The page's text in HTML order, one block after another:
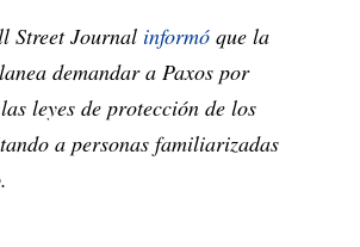
Street Journal informó que la
demandar a Paxos por
leyes de protección de los
a personas familiarizadas